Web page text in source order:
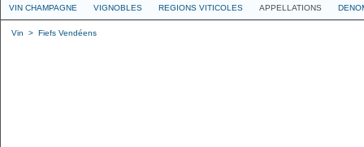
VIN CHAMPAGNE VIGNOBLES REGIONS VITICOLES APPELLATIONS
Vin > Fiefs Vendéens